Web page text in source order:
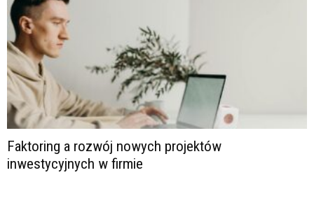
Faktoring a rozwój nowych projektów
inwestycyjnych w firmie